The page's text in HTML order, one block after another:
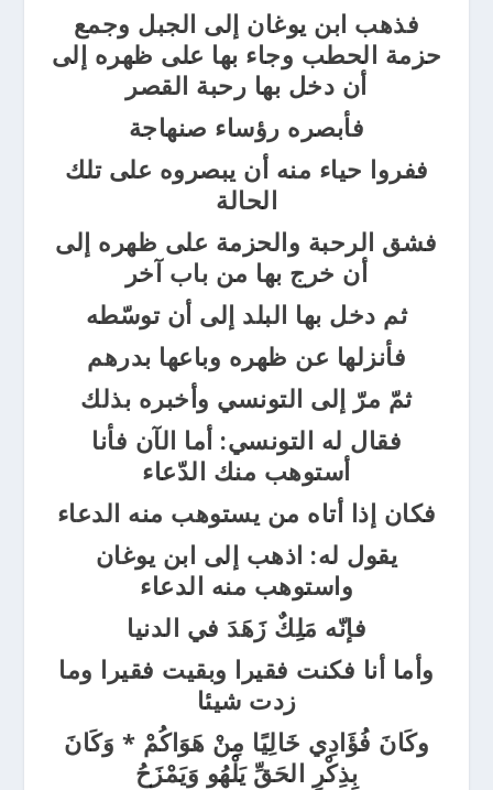
فذهب ابن يوغان إلى الجبل وجمع
حزمة الحطب وجاء بها على ظهره إلى
أن دخل بها رحبة القصر
فأبصره رؤساء صنهاجة
ففروا حياء منه أن يبصروه على تلك
الحالة
فشق الرحبة والحزمة على ظهره إلى
أن خرج بها من باب آخر
ثم دخل بها البلد إلى أن توسّطه
فأنزلها عن ظهره وباعها بدرهم
ثمّ مرّ إلى التونسي وأخبره بذلك
فقال له التونسي: أما الآن فأنا
أستوهب منك الدّعاء
فكان إذا أتاه من يستوهب منه الدعاء
يقول له: اذهب إلى ابن يوغان
واستوهب منه الدعاء
فإنّه مَلِكٌ زَهَدَ في الدنيا
وأما أنا فكنت فقيرا وبقيت فقيرا وما
زدت شيئا
وكَانَ فُؤَادِي خَالِيًا مِنْ هَوَاكُمْ * وَكَانَ
بِذِكْرِ الحَقِّ يَلْهُو وَيَمْزَحُ